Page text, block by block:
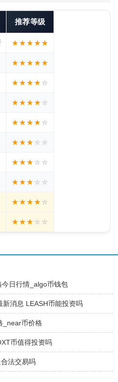
推荐等级
★★★★★
★★★★★
★★★★ ☆
★★★★ ☆
★★★★ ☆
★★★ ☆☆
★★★ ☆☆
★★★ ☆☆
★★★★ ☆
★★★ ☆☆
日行情_algo币钱包
新消息 LEASH币能投资吗
_near币价格
币值得投资吗
法交易吗